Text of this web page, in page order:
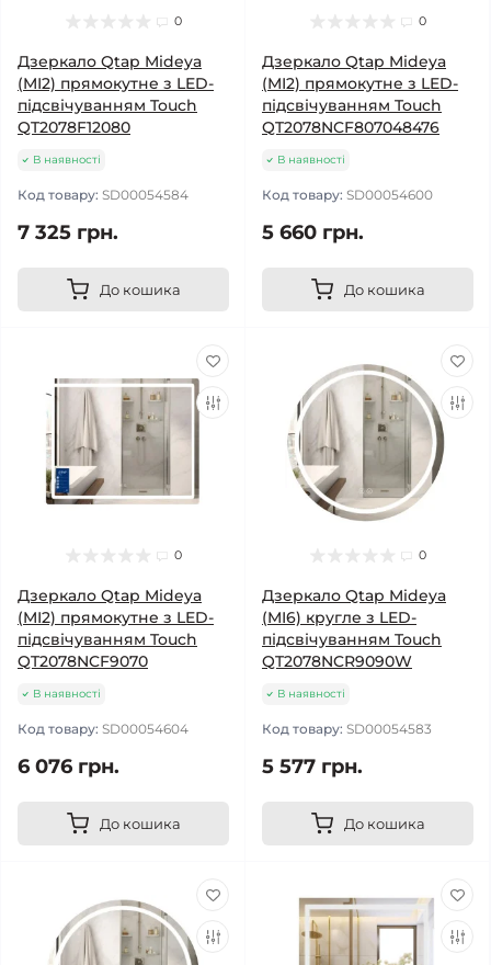
0
Дзеркало Qtap Mideya
(MI2) прямокутне з LED-
підсвічуванням Touch
QT2078F12080
В наявності
Код товару: SD00054584
7 325 грн.
До кошика
0
Дзеркало Qtap Mideya
(MI2) прямокутне з LED-
підсвічуванням Touch
QT2078NCF807048476
В наявності
Код товару: SD00054600
5 660 грн.
До кошика
0
Дзеркало Qtap Mideya
(MI2) прямокутне з LED-
підсвічуванням Touch
QT2078NCF9070
В наявності
Код товару: SD00054604
6 076 грн.
До кошика
0
Дзеркало Qtap Mideya
(MI6) кругле з LED-
підсвічуванням Touch
QT2078NCR9090W
В наявності
Код товару: SD00054583
5 577 грн.
До кошика